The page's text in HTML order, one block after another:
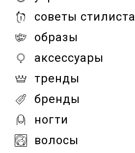
советы стилиста
образы
аксессуары
тренды
бренды
ногти
волосы